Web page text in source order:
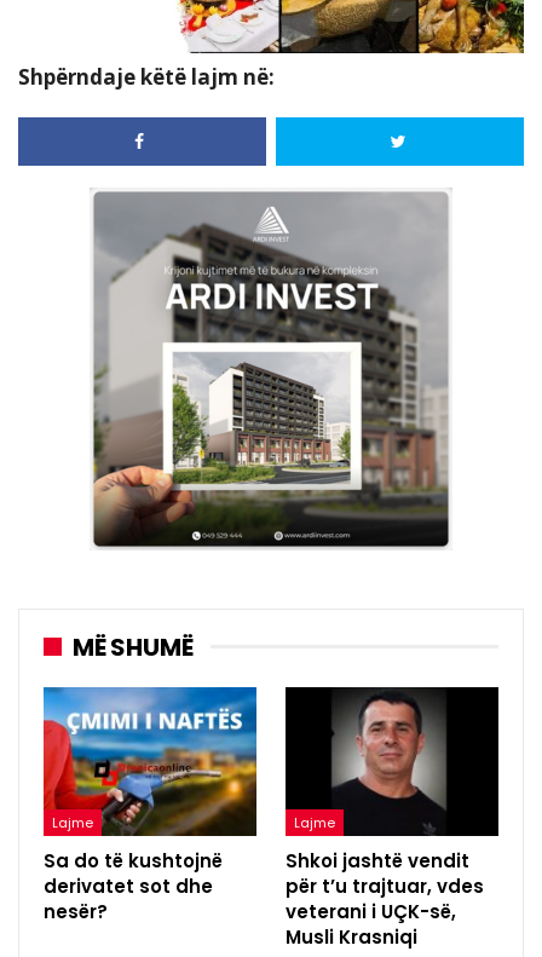
Shpërndaje këtë lajm në:
MË SHUMË
Lajme
Sa do të kushtojnë
derivatet sot dhe
nesër?
Lajme
Shkoi jashtë vendit
për t’u trajtuar, vdes
veterani i UÇK-së,
Musli Krasniqi